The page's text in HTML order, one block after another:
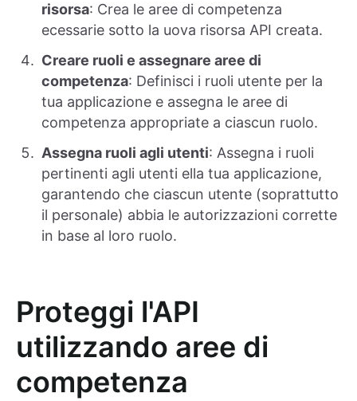
risorsa: Crea le aree di competenza
ecessarie sotto la uova risorsa API creata.
Creare ruoli e assegnare aree di
competenza: Definisci i ruoli utente per la
tua applicazione e assegna le aree di
competenza appropriate a ciascun ruolo.
Assegna ruoli agli utenti: Assegna i ruoli
pertinenti agli utenti ella tua applicazione,
garantendo che ciascun utente (soprattutto
il personale) abbia le autorizzazioni corrette
in base al loro ruolo.
Proteggi l'API
utilizzando aree di
competenza